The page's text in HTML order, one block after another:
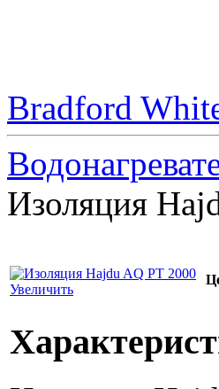
Bradford
Изоляция
Увеличить